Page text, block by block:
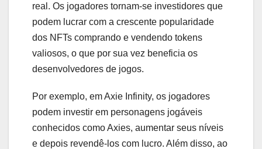
real. Os jogadores tornam-se investidores que
podem lucrar com a crescente popularidade
dos NFTs comprando e vendendo tokens
valiosos, o que por sua vez beneficia os
desenvolvedores de jogos.
Por exemplo, em Axie Infinity, os jogadores
podem investir em personagens jogáveis
conhecidos como Axies, aumentar seus níveis
e depois revendê-los com lucro. Além disso, ao